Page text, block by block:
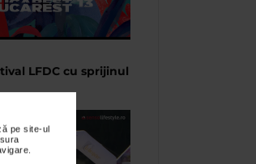
pe site-ul
LFDC cu sprijinul